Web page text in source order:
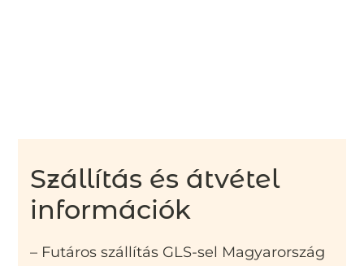
Szállítás és átvétel
információk
– Futáros szállítás GLS-sel Magyarország